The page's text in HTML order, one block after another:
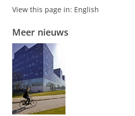
View this page in: English
Meer nieuws